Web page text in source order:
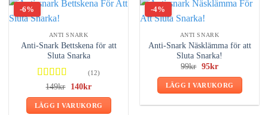
-6%
ANTI SNARK
Anti-Snark Bettskena för att
Sluta Snarka
Betygsatt
4.17av 5
(12)
149kr
Det
priset
var:
140krDet
priset
är:
LÄGG I VARUKORG
-4%
ANTI SNARK
Anti-Snark Näsklämma för att
Sluta Snarka!
99kr Det
priset
var:
95krDet
priset
är:
LÄGG I VARUKORG